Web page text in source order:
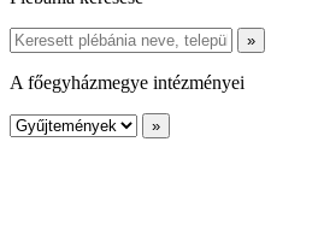
A főegyházmegye intézményei